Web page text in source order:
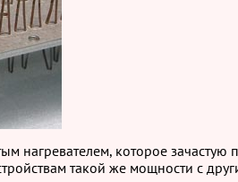
нагревателем, которое
такой же мощности с